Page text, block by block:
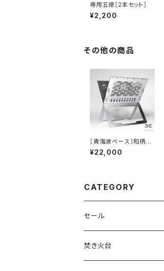
専用五徳［2本セット］
¥2,200
その他の商品
［青海波ベース］和柄焚
火台セット
¥22,000
CATEGORY
セール
焚き火台